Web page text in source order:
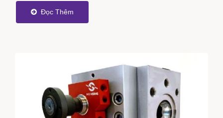
Đọc Thêm